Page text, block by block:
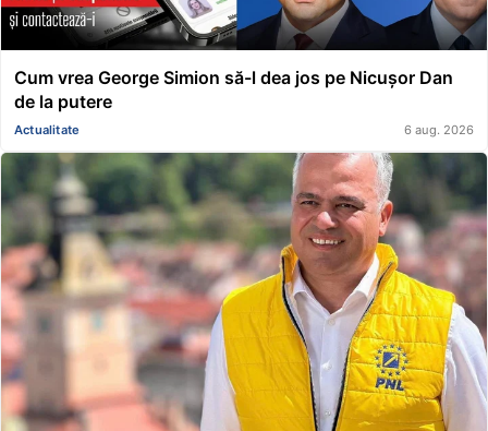
Cum vrea George Simion să-l dea jos pe Nicușor Dan
de la putere
Actualitate 6 aug. 2026